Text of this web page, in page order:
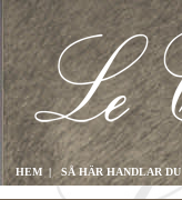
HEM | SÅ HÄR HANDLAR DU